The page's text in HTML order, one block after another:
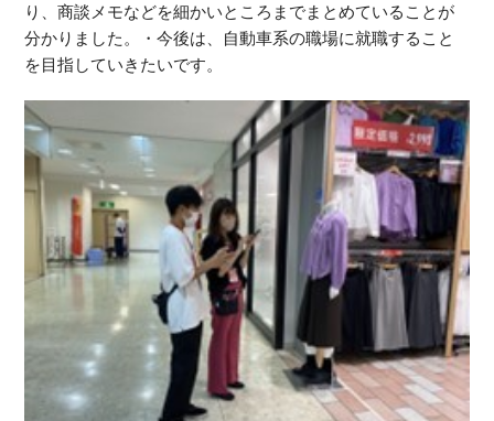
り、商談メモなどを細かいところまでまとめていることが
分かりました。・今後は、自動車系の職場に就職すること
を目指していきたいです。